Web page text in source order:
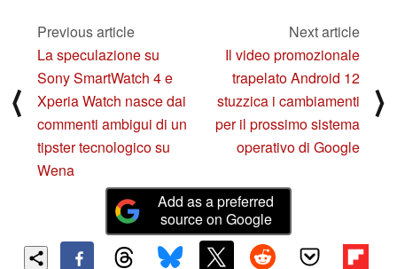
⟨
Previous article
La speculazione su
Sony SmartWatch 4 e
Xperia Watch nasce dai
commenti ambigui di un
tipster tecnologico su
Wena
Next article
Il video promozionale
trapelato Android 12
stuzzica i cambiamenti
per il prossimo sistema
operativo di Google
⟩
Add as a preferred
source on Google